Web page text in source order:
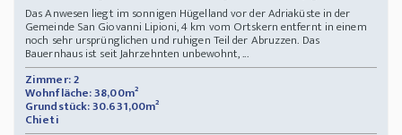
Das Anwesen liegt im sonnigen Hügelland vor der Adriaküste in der
Gemeinde San Giovanni Lipioni, 4 km vom Ortskern entfernt in einem
noch sehr ursprünglichen und ruhigen Teil der Abruzzen. Das
Bauernhaus ist seit Jahrzehnten unbewohnt, ...
Zimmer: 2
Wohnfläche: 38,00m²
Grundstück: 30.631,00m²
Chieti